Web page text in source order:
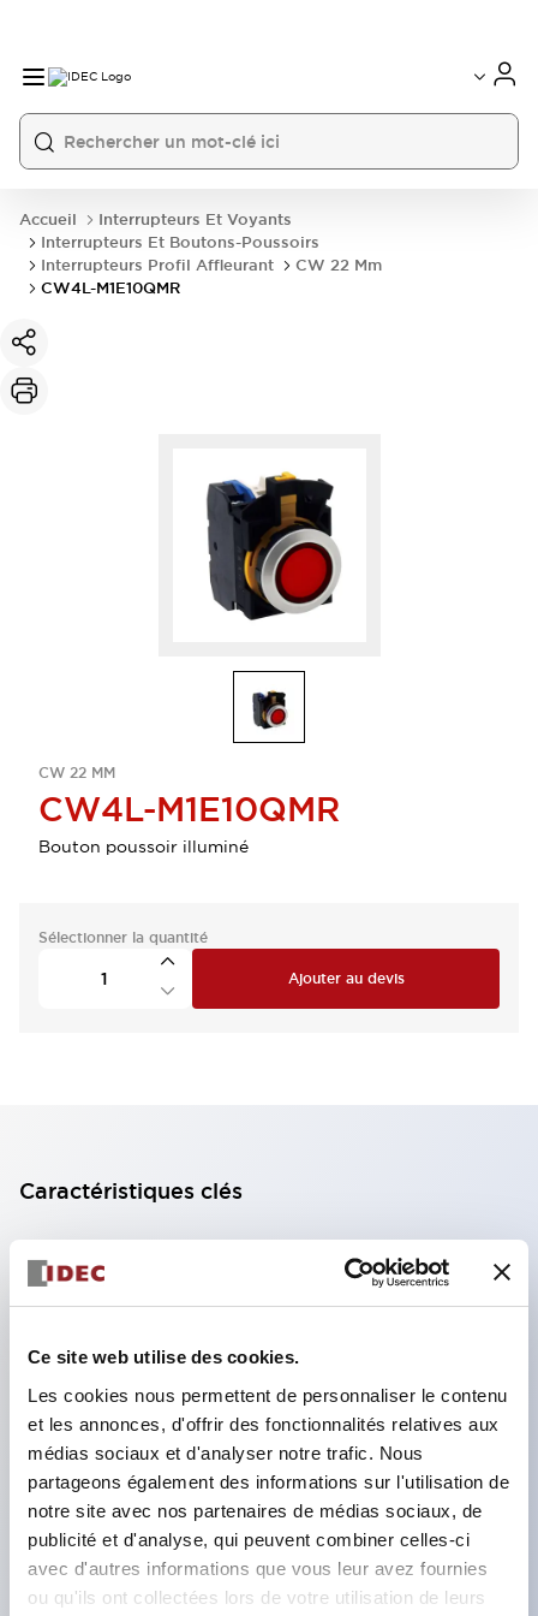
Ce site web utilise des cookies.
Les cookies nous permettent de personnaliser le contenu
et les annonces, d'offrir des fonctionnalités relatives aux
médias sociaux et d'analyser notre trafic. Nous
partageons également des informations sur l'utilisation de
notre site avec nos partenaires de médias sociaux, de
publicité et d'analyse, qui peuvent combiner celles-ci
avec d'autres informations que vous leur avez fournies
ou qu'ils ont collectées lors de votre utilisation de leurs
Accueil
Interrupteurs Et Voyants
Interrupteurs Et Boutons-Poussoirs
Interrupteurs Profil Affleurant
CW 22 Mm
CW4L-M1E10QMR
CW 22 MM
CW4L-M1E10QMR
Bouton poussoir illuminé
Sélectionner la quantité
Ajouter au devis
Caractéristiques clés
Bloc de contact à 2 étages avec 2 contacts,
permettant une configuration à 4 contacts
Profondeur du panneau de 39,9 mm (*bloc de
contact à 11 étages), 59,9 mm (*bloc de contact à
22 étages). Conception peu encombrante
Structure de sécurité de 3e génération :
déclenchement à 2 actions, garde intégrée,
structure de protection des doigts IP20.